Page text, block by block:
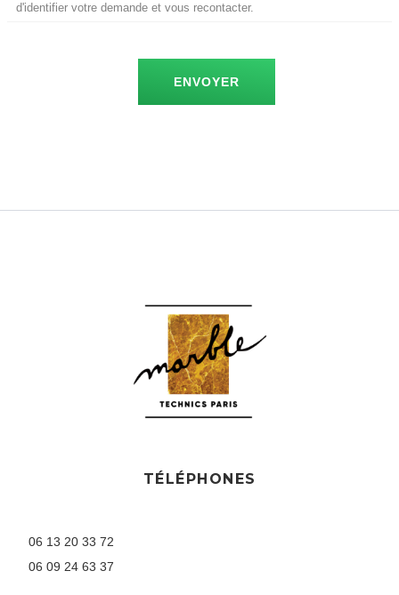
d'identifier votre demande et vous recontacter.
TÉLÉPHONES
06 13 20 33 72
06 09 24 63 37